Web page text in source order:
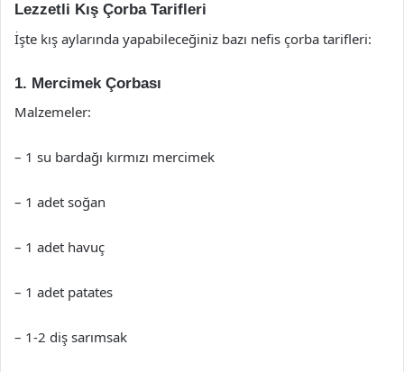
Lezzetli Kış Çorba Tarifleri
İşte kış aylarında yapabileceğiniz bazı nefis çorba tarifleri:
1. Mercimek Çorbası
Malzemeler:
– 1 su bardağı kırmızı mercimek
– 1 adet soğan
– 1 adet havuç
– 1 adet patates
– 1-2 diş sarımsak